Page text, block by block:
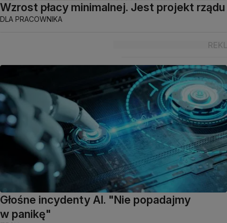
Wzrost płacy minimalnej. Jest projekt rządu
DLA PRACOWNIKA
Głośne incydenty AI. "Nie popadajmy
w panikę"